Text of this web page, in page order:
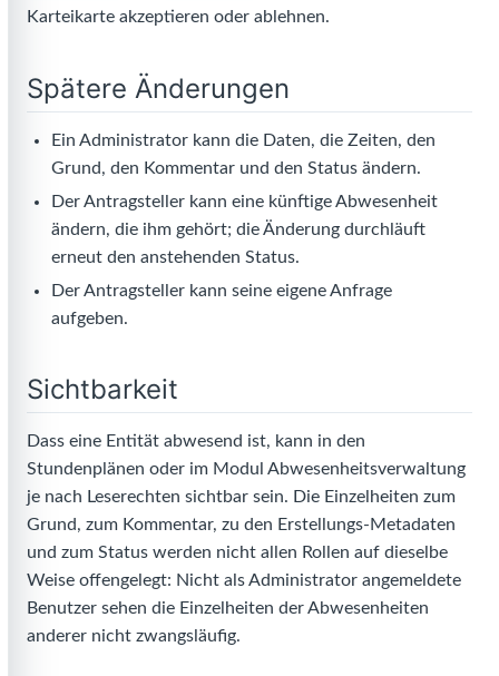
Karteikarte akzeptieren oder ablehnen.
Spätere Änderungen
Ein Administrator kann die Daten, die Zeiten, den
Grund, den Kommentar und den Status ändern.
Der Antragsteller kann eine künftige Abwesenheit
ändern, die ihm gehört; die Änderung durchläuft
erneut den anstehenden Status.
Der Antragsteller kann seine eigene Anfrage
aufgeben.
Sichtbarkeit
Dass eine Entität abwesend ist, kann in den
Stundenplänen oder im Modul Abwesenheitsverwaltung
je nach Leserechten sichtbar sein. Die Einzelheiten zum
Grund, zum Kommentar, zu den Erstellungs-Metadaten
und zum Status werden nicht allen Rollen auf dieselbe
Weise offengelegt: Nicht als Administrator angemeldete
Benutzer sehen die Einzelheiten der Abwesenheiten
anderer nicht zwangsläufig.